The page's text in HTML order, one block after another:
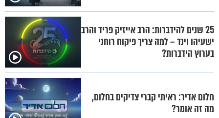
25 שנים להידברות: הרב אייזיק פריד והרב
ישעיהו וינד – למה צריך פיקוח רוחני
בערוץ הידברות?
חלום אדיר: ראיתי קברי צדיקים בחלום,
מה זה אומר?